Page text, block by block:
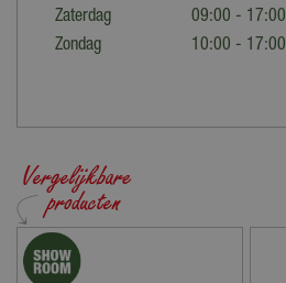
Zaterdag
09:00 - 17:00
Zondag
10:00 - 17:00